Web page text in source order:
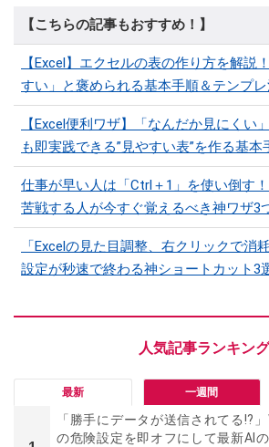
【こちらの記事もおすすめ！】
【Excel】エクセルの表の作り方を解説
すい」と褒められる基本手順＆テンプ
【Excel便利ワザ】「なんだか見にくい
も即実践できる”見やすい表”を作る基本
仕事が早い人は「Ctrl＋1」を使い倒す
苦戦する人が今すぐ覚えるべき神ワザ3
「Excelの見た目調整、右クリックで消
設定が秒速で終わる神ショートカット3
最新 一週間
「勝手にデータが送信されてる!?
の危険設定を即オフにして最新AIの